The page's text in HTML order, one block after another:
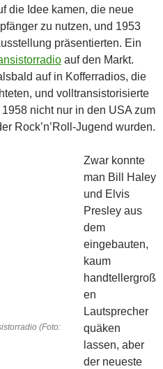
die Idee kamen, die neue
zu nutzen, und 1953
präsentierten. Ein
auf den Markt.
auf in Kofferradios, die
und volltransistorisierte
nicht nur in den USA zum
Rock’n’Roll-Jugend wurden.
(Foto:
Zwar konnte
man Bill Haley
und Elvis
Presley aus
dem
eingebauten,
kaum
handtellergroß
en
Lautsprecher
quäken
lassen, aber
der neueste